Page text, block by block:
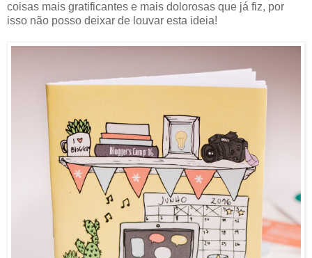
coisas mais gratificantes e mais dolorosas que já fiz, por
isso não posso deixar de louvar esta ideia!